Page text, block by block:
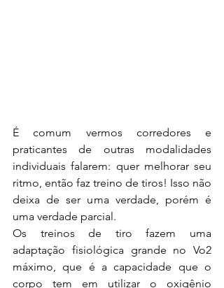
É comum vermos corredores e
praticantes de outras modalidades
individuais falarem: quer melhorar seu
ritmo, então faz treino de tiros! Isso não
deixa de ser uma verdade, porém é
uma verdade parcial.
Os treinos de tiro fazem uma
adaptação fisiológica grande no Vo2
máximo, que é a capacidade que o
corpo tem em utilizar o oxigênio